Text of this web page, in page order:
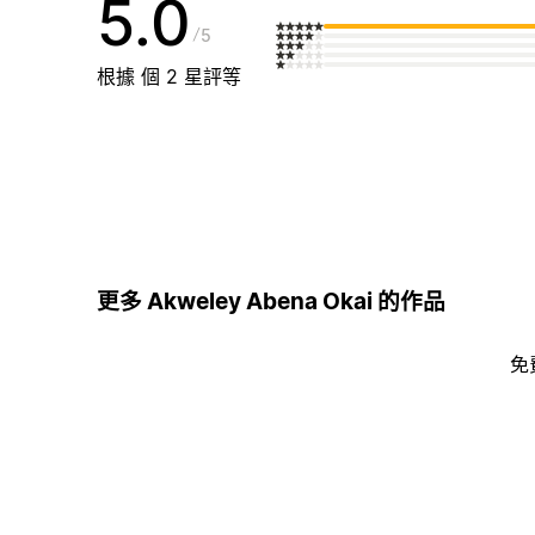
5.0 5
根據 個 2 星評等
更多 Akweley Abena Okai 的作品
免